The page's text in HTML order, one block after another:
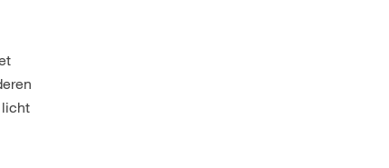
licht